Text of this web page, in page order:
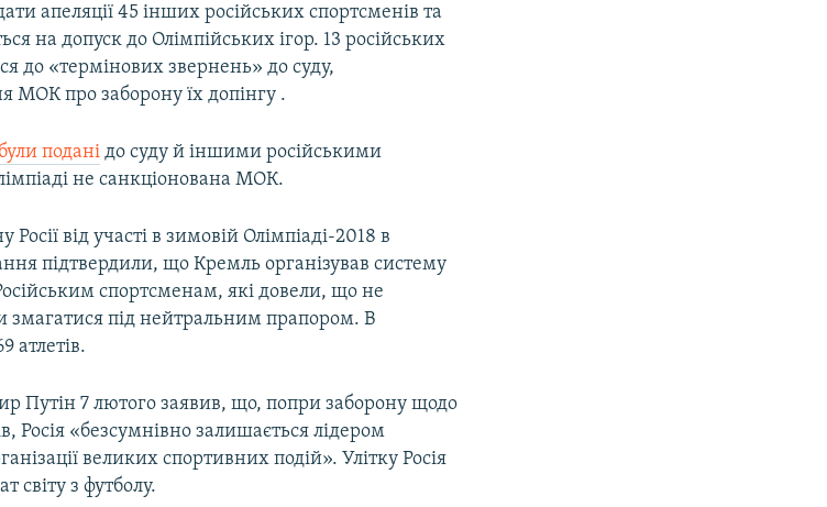
апеляції 45 інших російських спортсменів та
на допуск до Олімпійських ігор. 13 російських
до «термінових звернень» до суду,
МОК про заборону їх допінгу .
були подані до суду й іншими російськими
не санкціонована МОК.
від участі в зимовій Олімпіаді-2018 в
підтвердили, що Кремль організував систему
спортсменам, які довели, що не
змагатися під нейтральним прапором. В
атлетів.
Путін 7 лютого заявив, що, попри заборону щодо
Росія «безсумнівно залишається лідером
великих спортивних подій». Улітку Росія
світу з футболу.